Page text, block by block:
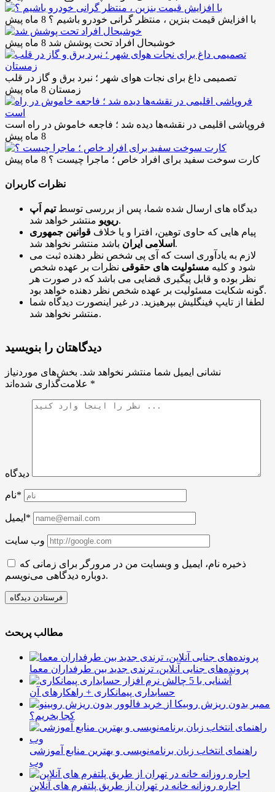
با افزایش قیمت بنزین ، منتظر گرانی خودرو باشیم ؟ 8 ماه پیش
خوشبحال افراد تحت پوشش شد 8 ماه پیش
تصمیمی داغ برای نجات هوای شهر ؛ نبرد برق و گاز در قلب
زمستان 8 ماه پیش
فروپاشی اقلیمی در نقشه‌ها دیده شد ؛ فاجعه خاموش در راه است
8 ماه پیش
کارت سوخت سفید برای افراد خاص ؛ ماجرا چیست ؟ 8 ماه پیش
نظرات کاربران
دیدگاه های ارسال شده شما، پس از بررسی توسطتیم اَپ
ریویومنتشر خواهد شد.
پیام هایی که حاوی توهین، افترا و یا خلاف قوانین جمهوری
اسلامی ایران باشد منتشر نخواهد شد.
لازم به یادآوری است که آی پی شخص نظر دهنده ثبت می
شود و کلیه مسئولیت های حقوقی نظرات بر عهده شخص
نظر بوده و قابل پیگیری قضایی می باشد که در صورت هر
گونه شکایت مسئولیت بر عهده شخص نظر دهنده خواهد بود.
لطفا از تایپ فینگلیش بپرهیزید. در غیر اینصورت دیدگاه شما
منتشر نخواهد شد.
دیدگاهتان را بنویسید
نشانی ایمیل شما منتشر نخواهد شد. بخش‌های موردنیاز
*
دیدگاه
نام*
ایمیل*
وب سایت
ذخیره نام، ایمیل و وبسایت من در مرورگر برای زمانی که
دوباره دیدگاهی می‌نویسم.
مطالب پربحث
پرونده‌های جنایی آنلاین، ترندی جدید بین طرفداران معما
آشنایی با 5 چالش
حسابداری پیمانکاری + راهکارهای آن
ممبر بدون ریزش روبیکا از
کجا بخریم؟
راهنمای انتخاب زبان برنامه‌نویسی و بهترین منابع آموزشی
وب
اجاره روزانه خانه در تهران از طریق پلتفرم های آنلاین